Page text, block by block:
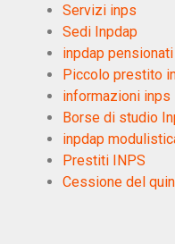
Servizi inps
Sedi Inpdap
inpdap pensionati
Piccolo prestito
informazioni inps
Borse di studio
inpdap
Prestiti INPS
Cessione del